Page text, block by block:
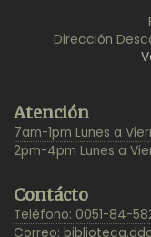
Dirección
Atención
7am-1pm Lunes a
2pm-4pm Lunes a
Contácto
Teléfono: 0051-84-
Correo: